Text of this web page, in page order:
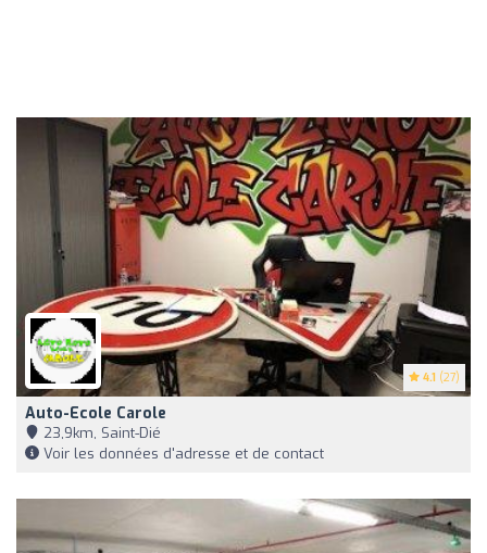
4.1 (27)
Auto-Ecole Carole
23,9km, Saint-Dié
Voir les données d'adresse et de contact